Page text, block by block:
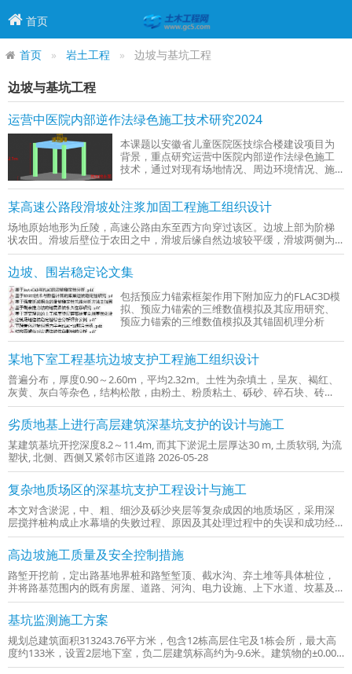
首页
首页 岩土工程 边坡与基坑工程
边坡与基坑工程
运营中医院内部逆作法绿色施工技术研究2024
本课题以安徽省儿童医院医技综合楼建设项目为
背景，重点研究运营中医院内部逆作法绿色施工
技术，通过对现有场地情况、周边环境情况、施
某高速公路段滑坡处注浆加固工程施工组织设计
场地原始地形为丘陵，高速公路由东至西方向穿过该区。边坡上部为阶梯
状农田。滑坡后壁位于农田之中，滑坡后缘自然边坡较平缓，滑坡两侧为
走向垂直于路线方向的冲沟。 2026-06-01
边坡、围岩稳定论文集
包括预应力锚索框架作用下附加应力的FLAC3D模
拟、预应力锚索的三维数值模拟及其应用研究、
预应力锚索的三维数值模拟及其锚固机理分析
某地下室工程基坑边坡支护工程施工组织设计
普遍分布，厚度0.90～2.60m，平均2.32m。土性为杂填土，呈灰、褐红、
灰黄、灰白等杂色，结构松散，由粉土、粉质粘土、砾砂、碎石块、砖
块、混凝土块及生活垃圾等组成 2026-05-28
劣质地基上进行高层建筑深基坑支护的设计与施工
某建筑基坑开挖深度8.2～11.4m, 而其下淤泥土层厚达30 m, 土质软弱, 为流
塑状, 北侧、西侧又紧邻市区道路 2026-05-28
复杂地质场区的深基坑支护工程设计与施工
本文对含淤泥，中、粗、细沙及砾沙夹层等复杂成因的地质场区，采用深
层搅拌桩构成止水幕墙的失败过程、原因及其处理过程中的失误和成功经
验进行了小结。 2026-05-28
高边坡施工质量及安全控制措施
路堑开挖前，定出路基地界桩和路堑堑顶、截水沟、弃土堆等具体桩位，
并将路基范围内的既有房屋、道路、河沟、电力设施、上下水道、坟墓及
其它建筑物拆迁或改造。 2026-05-28
基坑监测施工方案
规划总建筑面积313243.76平方米，包含12栋高层住宅及1栋会所，最大高
度约133米，设置2层地下室，负二层建筑标高约为-9.6米。建筑物的±0.000
标高为498.800m。 2026-05-28